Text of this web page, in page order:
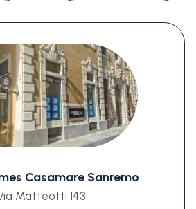
Casamare Sanremo
Matteotti 143